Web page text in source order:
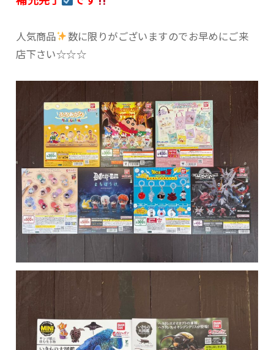
人気商品
数に限りがございますのでお早めにご来
店下さい☆☆☆